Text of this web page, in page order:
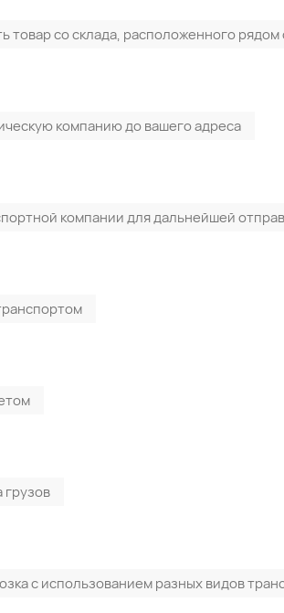
товар со склада, расположенного рядом
компанию до вашего адреса
компании для дальнейшей
грузов
с использованием разных видов